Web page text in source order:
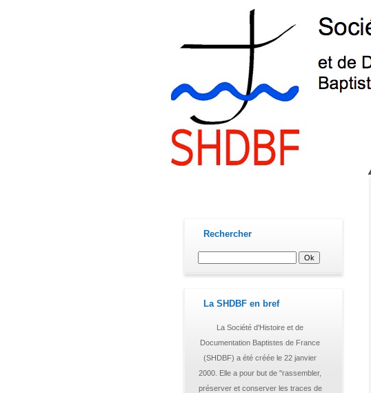
Rechercher
La SHDBF en bref
La Société d'Histoire et de
Documentation Baptistes de France
(SHDBF) a été créée le 22 janvier
2000. Elle a pour but de "rassembler,
préserver et conserver les traces de